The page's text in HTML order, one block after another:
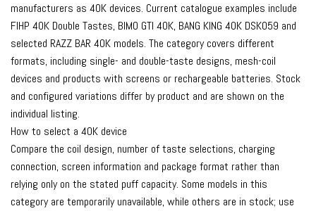
manufacturers as 40K devices. Current catalogue examples include
FIHP 40K Double Tastes, BIMO GTI 40K, BANG KING 40K DSK059 and
selected RAZZ BAR 40K models. The category covers different
formats, including single- and double-taste designs, mesh-coil
devices and products with screens or rechargeable batteries. Stock
and configured variations differ by product and are shown on the
individual listing.
How to select a 40K device
Compare the coil design, number of taste selections, charging
connection, screen information and package format rather than
relying only on the stated puff capacity. Some models in this
category are temporarily unavailable, while others are in stock; use